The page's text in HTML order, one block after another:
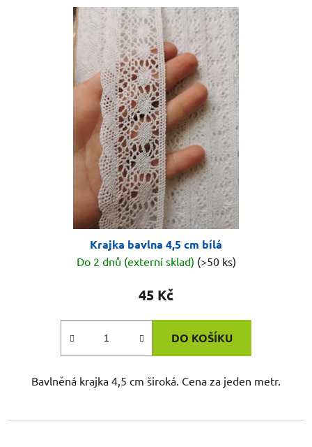
Krajka bavlna 4,5 cm bílá
Do 2 dnů (externí sklad) (>50 ks)
45 Kč
DO KOŠÍKU
Bavlněná krajka 4,5 cm široká. Cena za jeden metr.